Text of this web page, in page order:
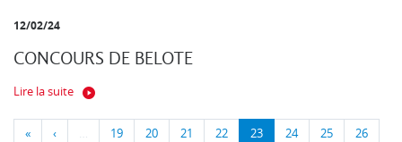
12/02/24
CONCOURS DE BELOTE
Lire la suite
« ‹ … 19 20 21 22 23 24 25 26